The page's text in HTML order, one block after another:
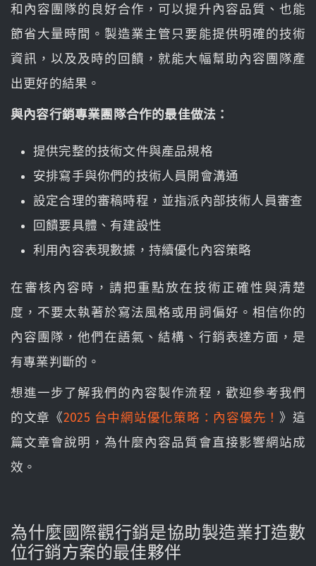
和內容團隊的良好合作，可以提升內容品質、也能
節省大量時間。製造業主管只要能提供明確的技術
資訊，以及及時的回饋，就能大幅幫助內容團隊產
出更好的結果。
與內容行銷專業團隊合作的最佳做法：
提供完整的技術文件與產品規格
安排寫手與你們的技術人員開會溝通
設定合理的審稿時程，並指派內部技術人員審查
回饋要具體、有建設性
利用內容表現數據，持續優化內容策略
在審核內容時，請把重點放在技術正確性與清楚
度，不要太執著於寫法風格或用詞偏好。相信你的
內容團隊，他們在語氣、結構、行銷表達方面，是
有專業判斷的。
想進一步了解我們的內容製作流程，歡迎參考我們
的文章《2025 台中網站優化策略：內容優先！ 》這
篇文章會說明，為什麼內容品質會直接影響網站成
效。
為什麼國際觀行銷是協助製造業打造數
位行銷方案的最佳夥伴